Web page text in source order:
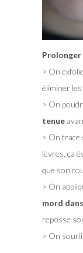
Prolonger
> On
éliminer
> On
tenue
> On trace
lèvres, ça
que son
> On
mord
reposse
> On